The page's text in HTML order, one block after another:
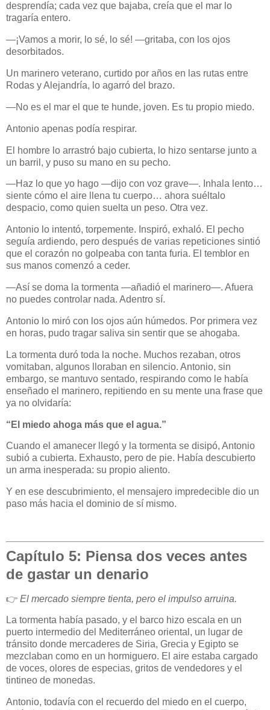
desprendía; cada vez que bajaba, creía que el mar lo
tragaría entero.
—¡Vamos a morir, lo sé, lo sé! —gritaba, con los ojos
desorbitados.
Un marinero veterano, curtido por años en las rutas entre
Rodas y Alejandría, lo agarró del brazo.
—No es el mar el que te hunde, joven. Es tu propio miedo.
Antonio apenas podía respirar.
El hombre lo arrastró bajo cubierta, lo hizo sentarse junto a
un barril, y puso su mano en su pecho.
—Haz lo que yo hago —dijo con voz grave—. Inhala lento…
siente cómo el aire llena tu cuerpo… ahora suéltalo
despacio, como quien suelta un peso. Otra vez.
Antonio lo intentó, torpemente. Inspiró, exhaló. El pecho
seguía ardiendo, pero después de varias repeticiones sintió
que el corazón no golpeaba con tanta furia. El temblor en
sus manos comenzó a ceder.
—Así se doma la tormenta —añadió el marinero—. Afuera
no puedes controlar nada. Adentro sí.
Antonio lo miró con los ojos aún húmedos. Por primera vez
en horas, pudo tragar saliva sin sentir que se ahogaba.
La tormenta duró toda la noche. Muchos rezaban, otros
vomitaban, algunos lloraban en silencio. Antonio, sin
embargo, se mantuvo sentado, respirando como le había
enseñado el marinero, repitiendo en su mente una frase que
ya no olvidaría:
“El miedo ahoga más que el agua.”
Cuando el amanecer llegó y la tormenta se disipó, Antonio
subió a cubierta. Exhausto, pero de pie. Había descubierto
un arma inesperada: su propio aliento.
Y en ese descubrimiento, el mensajero impredecible dio un
paso más hacia el dominio de sí mismo.
Capítulo 5: Piensa dos veces antes
de gastar un denario
👉 El mercado siempre tienta, pero el impulso arruina.
La tormenta había pasado, y el barco hizo escala en un
puerto intermedio del Mediterráneo oriental, un lugar de
tránsito donde mercaderes de Siria, Grecia y Egipto se
mezclaban como en un hormiguero. El aire estaba cargado
de voces, olores de especias, gritos de vendedores y el
tintineo de monedas.
Antonio, todavía con el recuerdo del miedo en el cuerpo,